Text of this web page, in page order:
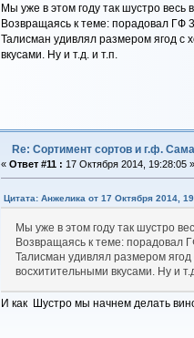
Мы уже в этом году так шустро
Возвращаясь к теме: порадовал ГФ
Талисман удивлял размером ягод
вкусами. Ну и т.д. и т.п.
Re: Сортимент сортов и г.ф.
« Ответ #11 : 17 Октября 2014, 19:28:05 »
Цитата: Анжелика от 17 Октября 2014,
Мы уже в этом году так шустро
Возвращаясь к теме: порадовал
Талисман удивлял размером
восхитительными вкусами. Ну и
И как Шустро мы начнем делать